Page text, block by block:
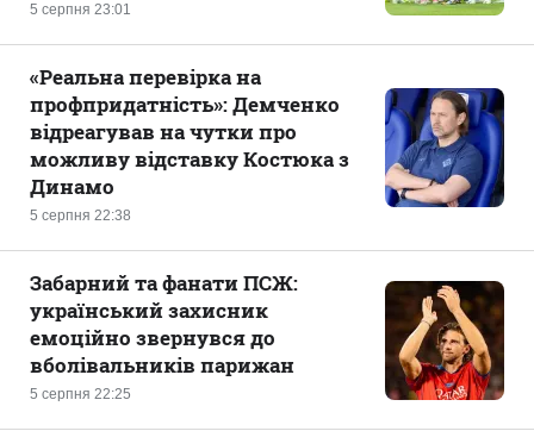
5 серпня 23:01
5 серпня 22:38
«Реальна перевірка на
профпридатність»: Демченко
відреагував на чутки про
можливу відставку Костюка з
Динамо
5 серпня 22:25
Забарний та фанати ПСЖ:
український захисник
емоційно звернувся до
вболівальників парижан